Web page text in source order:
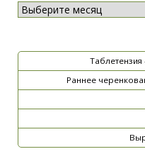
Таблетензия
Раннее